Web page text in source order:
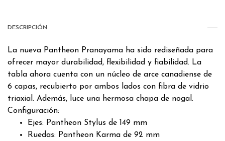
DESCRIPCIÓN
La nueva Pantheon Pranayama ha sido rediseñada para
ofrecer mayor durabilidad, flexibilidad y fiabilidad. La
tabla ahora cuenta con un núcleo de arce canadiense de
6 capas, recubierto por ambos lados con fibra de vidrio
triaxial. Además, luce una hermosa chapa de nogal.
Configuración:
Ejes: Pantheon Stylus de 149 mm
Ruedas: Pantheon Karma de 92 mm